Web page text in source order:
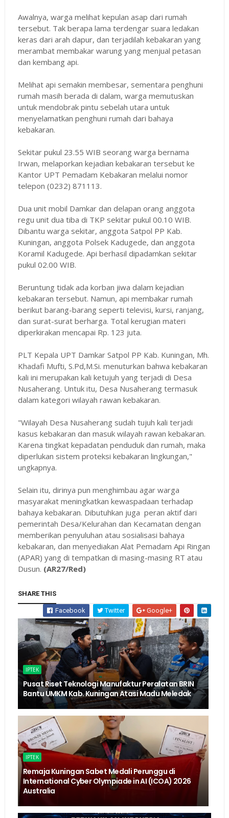
Awalnya, warga melihat kepulan asap dari rumah
tersebut. Tak berapa lama terdengar suara ledakan
keras dari arah dapur, dan terjadilah kebakaran yang
merambat membakar warung yang menjual petasan
dan kembang api.
Melihat api semakin membesar, sementara penghuni
rumah masih berada di dalam, warga memutuskan
untuk mendobrak pintu sebelah utara untuk
menyelamatkan penghuni rumah dari bahaya
kebakaran.
Sekitar pukul 23.55 WIB seorang warga bernama
Irwan, melaporkan kejadian kebakaran tersebut ke
Kantor UPT Pemadam Kebakaran melalui nomor
telepon (0232) 871113.
Dua unit mobil Damkar dan delapan orang anggota
regu unit dua tiba di TKP sekitar pukul 00.10 WIB.
Dibantu warga sekitar, anggota Satpol PP Kab.
Kuningan, anggota Polsek Kadugede, dan anggota
Koramil Kadugede. Api berhasil dipadamkan sekitar
pukul 02.00 WIB.
Beruntung tidak ada korban jiwa dalam kejadian
kebakaran tersebut. Namun, api membakar rumah
berikut barang-barang seperti televisi, kursi, ranjang,
dan surat-surat berharga. Total kerugian materi
diperkirakan mencapai Rp. 123 juta.
PLT Kepala UPT Damkar Satpol PP Kab. Kuningan, Mh.
Khadafi Mufti, S.Pd,M.Si. menuturkan bahwa kebakaran
kali ini merupakan kali ketujuh yang terjadi di Desa
Nusaherang. Untuk itu, Desa Nusaherang termasuk
dalam kategori wilayah rawan kebakaran.
"Wilayah Desa Nusaherang sudah tujuh kali terjadi
kasus kebakaran dan masuk wilayah rawan kebakaran.
Karena tingkat kepadatan penduduk dan rumah, maka
diperlukan sistem proteksi kebakaran lingkungan,"
ungkapnya.
Selain itu, dirinya pun menghimbau agar warga
masyarakat meningkatkan kewaspadaan terhadap
bahaya kebakaran. Dibutuhkan juga peran aktif dari
pemerintah Desa/Kelurahan dan Kecamatan dengan
memberikan penyuluhan atau sosialisasi bahaya
kebakaran, dan menyediakan Alat Pemadam Api Ringan
(APAR) yang di tempatkan di masing-masing RT atau
Dusun. (AR27/Red)
SHARE THIS
Facebook Twitter Google+
IPTEK
Pusat Riset Teknologi Manufaktur Peralatan BRIN
Bantu UMKM Kab. Kuningan Atasi Madu Meledak
IPTEK
Remaja Kuningan Sabet Medali Perunggu di
International Cyber Olympiade in AI (ICOA) 2026
Australia